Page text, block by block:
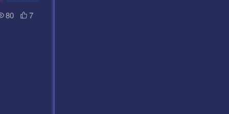
80 7